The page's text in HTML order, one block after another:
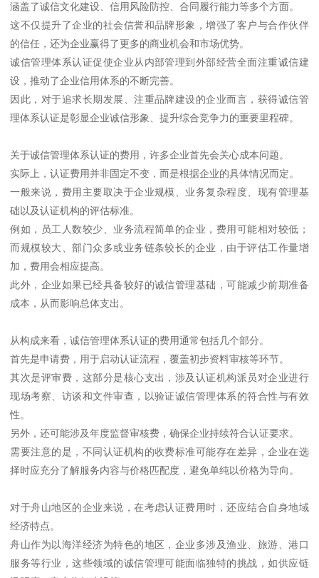
涵盖了诚信文化建设、信用风险防控、合同履行能力等多个方面。
这不仅提升了企业的社会信誉和品牌形象，增强了客户与合作伙伴
的信任，还为企业赢得了更多的商业机会和市场优势。
诚信管理体系认证促使企业从内部管理到外部经营全面注重诚信建
设，推动了企业信用体系的不断完善。
因此，对于追求长期发展、注重品牌建设的企业而言，获得诚信管
理体系认证是彰显企业诚信形象、提升综合竞争力的重要里程碑。
关于诚信管理体系认证的费用，许多企业首先会关心成本问题。
实际上，认证费用并非固定不变，而是根据企业的具体情况而定。
一般来说，费用主要取决于企业规模、业务复杂程度、现有管理基
础以及认证机构的评估标准。
例如，员工人数较少、业务流程简单的企业，费用可能相对较低；
而规模较大、部门众多或业务链条较长的企业，由于评估工作量增
加，费用会相应提高。
此外，企业如果已经具备较好的诚信管理基础，可能减少前期准备
成本，从而影响总体支出。
从构成来看，诚信管理体系认证的费用通常包括几个部分。
首先是申请费，用于启动认证流程，覆盖初步资料审核等环节。
其次是评审费，这部分是核心支出，涉及认证机构派员对企业进行
现场考察、访谈和文件审查，以验证诚信管理体系的符合性与有效
性。
另外，还可能涉及年度监督审核费，确保企业持续符合认证要求。
需要注意的是，不同认证机构的收费标准可能存在差异，企业在选
择时应充分了解服务内容与价格匹配度，避免单纯以价格为导向。
对于舟山地区的企业来说，在考虑认证费用时，还应结合自身地域
经济特点。
舟山作为以海洋经济为特色的地区，企业多涉及渔业、旅游、港口
服务等行业，这些领域的诚信管理可能面临独特的挑战，如供应链